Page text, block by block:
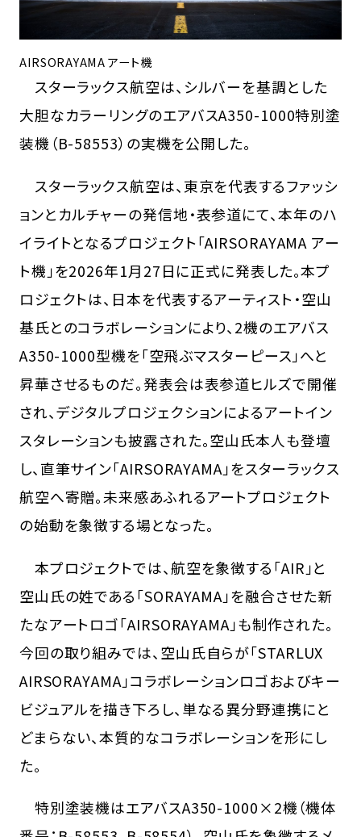
AIRSORAYAMA アート機
スターラックス航空は、シルバーを基調とした
大胆なカラーリングのエアバスA350-1000特別塗
装機（B-58553）の実機を公開した。
スターラックス航空は、東京を代表するファッシ
ョンとカルチャーの発信地・表参道にて、本年のハ
イライトとなるプロジェクト「AIRSORAYAMA アー
ト機」を2026年1月27日に正式に発表した。本プ
ロジェクトは、日本を代表するアーティスト・空山
基氏とのコラボレーションにより、2機のエアバス
A350-1000型機を「空飛ぶマスターピース」へと
昇華させるものだ。発表会は表参道ヒルズで開催
され、デジタルプロジェクションによるアートイン
スタレーションも披露された。空山氏本人も登壇
し、直筆サイン「AIRSORAYAMA」をスターラックス
航空へ寄贈。未来感あふれるアートプロジェクト
の始動を象徴する場となった。
本プロジェクトでは、航空を象徴する「AIR」と
空山氏の姓である「SORAYAMA」を融合させた新
たなアートロゴ「AIRSORAYAMA」も制作された。
今回の取り組みでは、空山氏自らが「STARLUX
AIRSORAYAMA」コラボレーションロゴおよびキー
ビジュアルを描き下ろし、単なる異分野連携にと
どまらない、本質的なコラボレーションを形にし
た。
特別塗装機はエアバスA350-1000×2機（機体